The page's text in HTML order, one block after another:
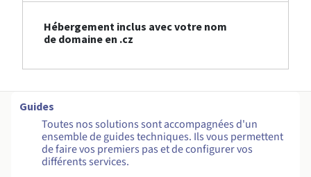
Hébergement inclus avec votre nom
de domaine en .cz
Guides
Toutes nos solutions sont accompagnées d'un
ensemble de guides techniques. Ils vous permettent
de faire vos premiers pas et de configurer vos
différents services.